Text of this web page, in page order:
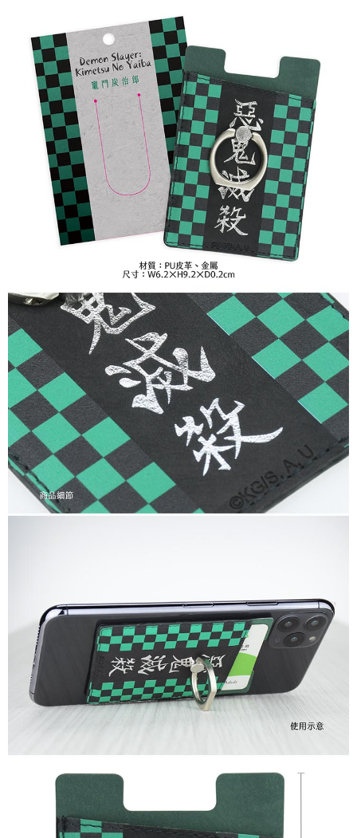
每筆NT$65，滿NT$1,300(含以上)免運費
(不開放使用，請勿選取）
每筆NT$9,999
7-11取貨付款
每筆NT$65，滿NT$1,300(含以上)免運費
付款後7-11取貨
每筆NT$65，滿NT$1,300(含以上)免運費
宅配-木棉花樂園專用
每筆NT$100，滿NT$1,300(含以上)免運費
宅配-離島(澎湖/金門/馬祖)-木棉花樂園專用
黑貓宅配-貨到付款
每筆NT$150
✈️ 海外配送 查看運費